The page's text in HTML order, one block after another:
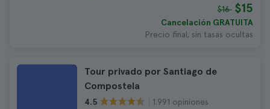
$16 $15
Cancelación GRATUITA
Precio final, sin tasas ocultas
Tour privado por Santiago de
Compostela
4.5
1.991 opiniones